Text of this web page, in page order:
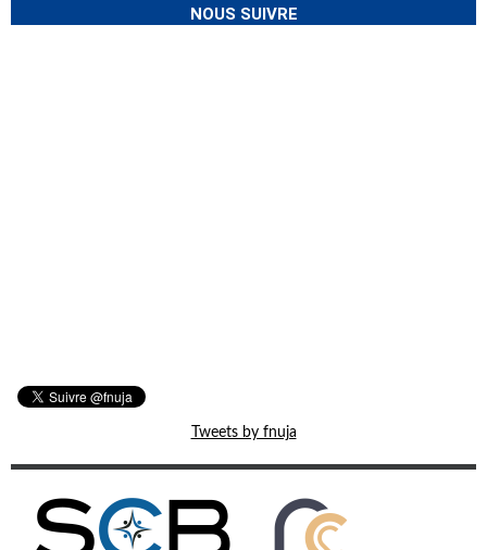
NOUS SUIVRE
Tweets by fnuja